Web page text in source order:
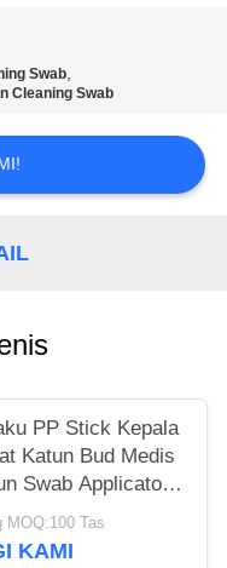
Swab,
Cleaning Swab
PP Stick Kepala
Katun Bud Medis
Swab Applicator
MOQ:100 Tas
KAMI